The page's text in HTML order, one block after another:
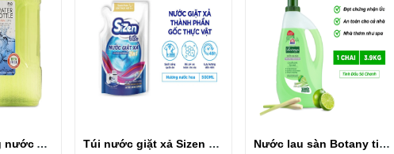
Bình nhựa đựng nước Aqua Lock&Lock 2.1L Túi nước giặt xả Sizen hương nước hoa 500 ml Nước lau sàn Botany tinh dầu sả chanh chai 3.9kg